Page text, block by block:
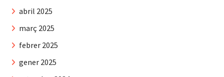
abril 2025
març 2025
febrer 2025
gener 2025